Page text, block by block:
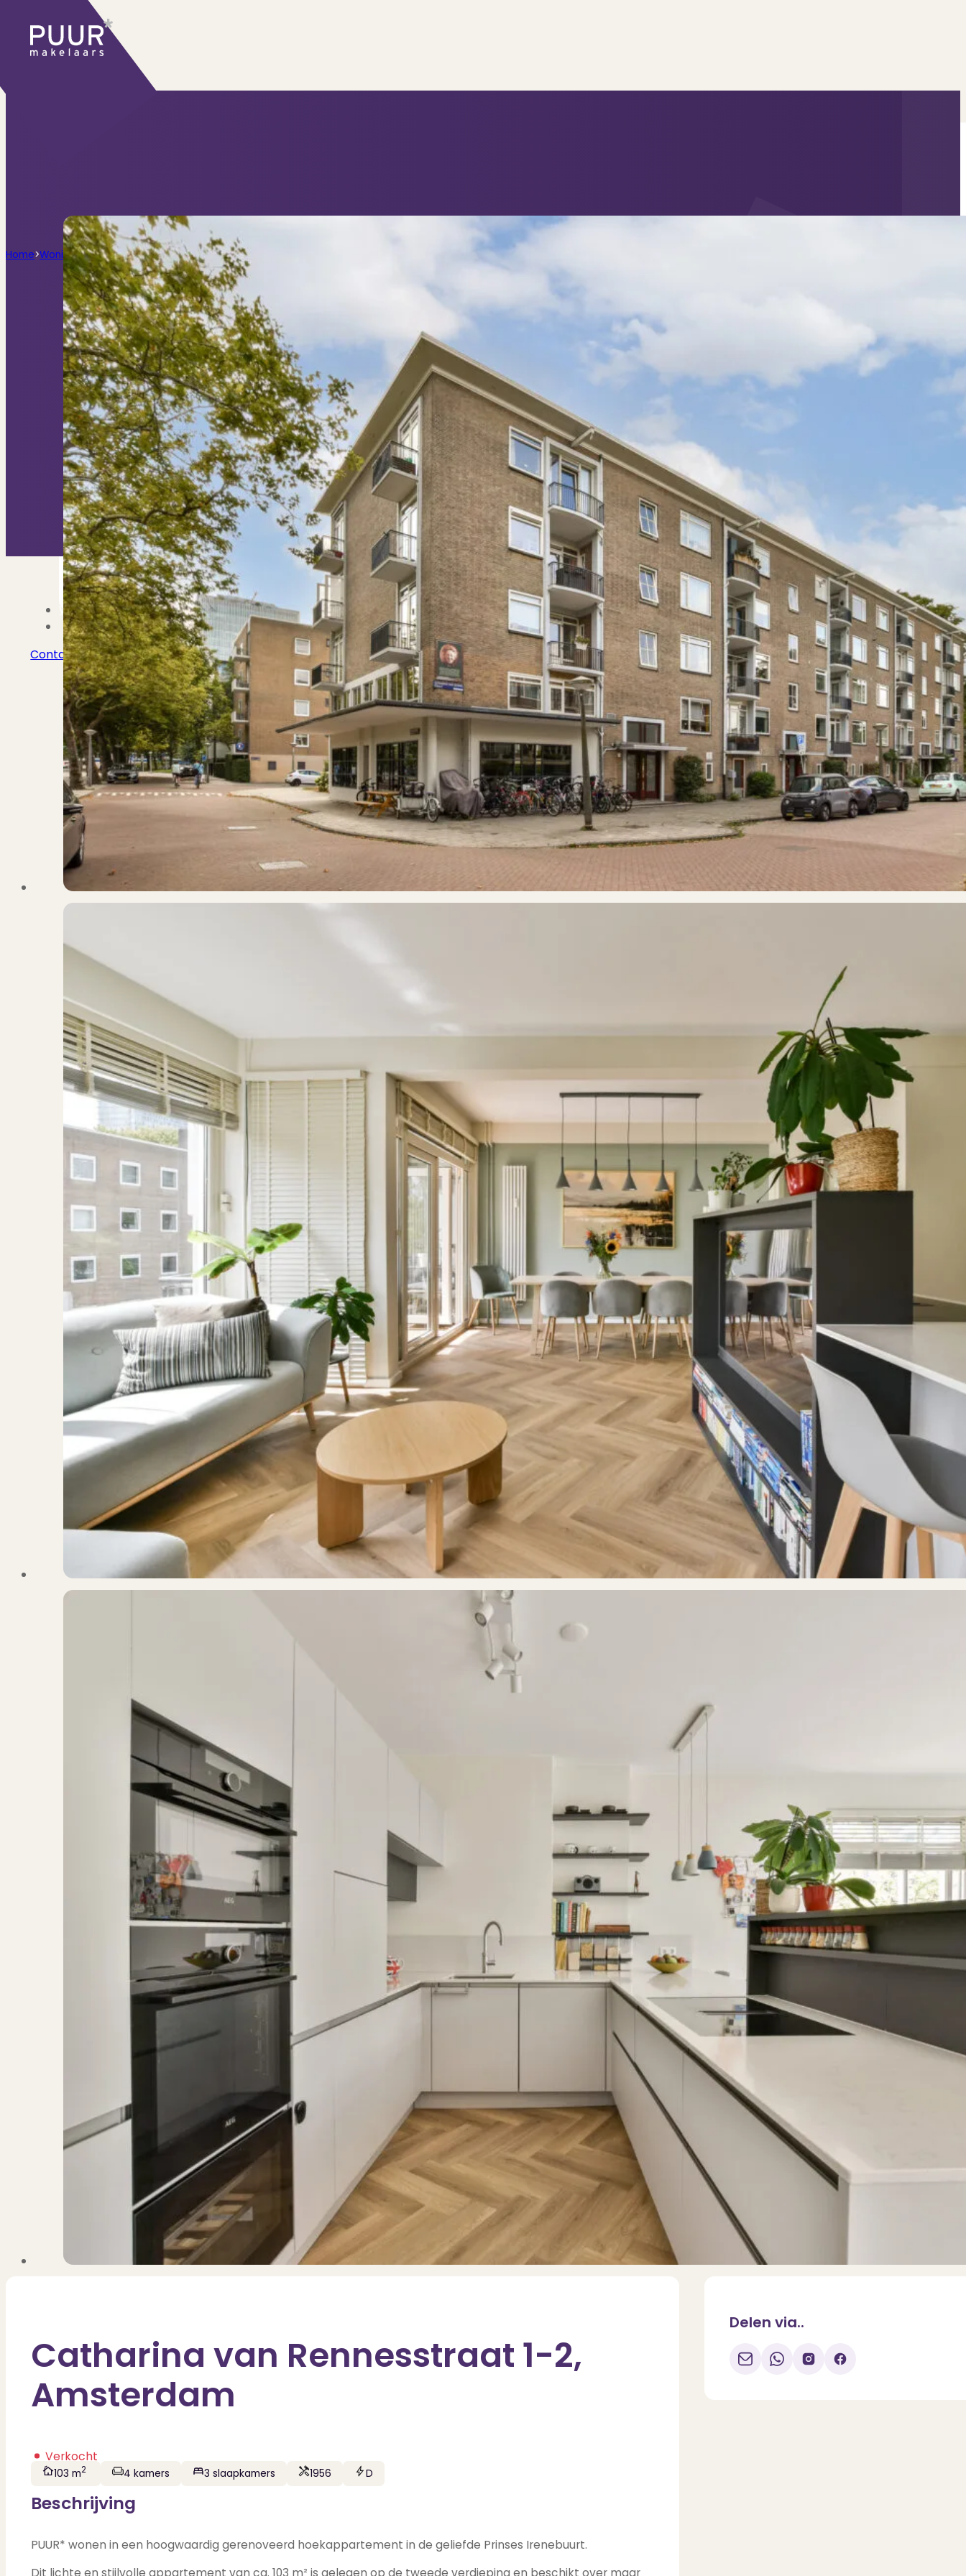
Diensten
VerkoopBegeleiding naar een succesvolle verkoop
AankoopSamen vinden wij jouw droomwoning
TaxatieVoldoe aan alle wettelijke eisen
Stille VerkoopVerkoop jouw huis discreet..
Nieuwbouw verkopenVraagt om specialistische kennis...
VerhurenVerhuur uw woning via ons netwerk
Verhuur & BeheerHuurwoningen én beheer op maat
VerbouwenWil jij jouw huis renoveren? Geen probleem!
Alle dienstenBekijk het overzicht van alle diensten..
Blog
Over PUUR*
Over PUUR*Wie zijn wij?
Ons teamLeer ons beter kennen..
Werken bij PUUR*Kom jij ons team versterken?
Onze vestigingenDe kracht van 6 vestigingen!
BeoordelingenDit zeggen klanten over ons
PartnersMaak gebruik van ons netwerk
VerenigingenPUUR* is aangesloten bij...
Werken bij PUUR*
ContactBekijk Vestigingen
Home>Woningen>Catharina van Rennesstraat 1-2, Amsterdam
Catharina van Rennesstraat 1-2,
Amsterdam
Verkocht
103 m2 4 kamers 3 slaapkamers 1956 D
Beschrijving
PUUR* wonen in een hoogwaardig gerenoveerd hoekappartement in de geliefde Prinses Irenebuurt.
Dit lichte en stijlvolle appartement van ca. 103 m² is gelegen op de tweede verdieping en beschikt over maar
Delen via..